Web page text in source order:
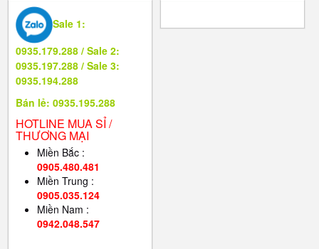
Sale 1:
0935.179.288 / Sale 2:
0935.197.288 / Sale 3:
0935.194.288
Bán lẻ: 0935.195.288
HOTLINE MUA SỈ /
THƯƠNG MẠI
Miền Bắc :
0905.480.481
Miền Trung :
0905.035.124
Miền Nam :
0942.048.547